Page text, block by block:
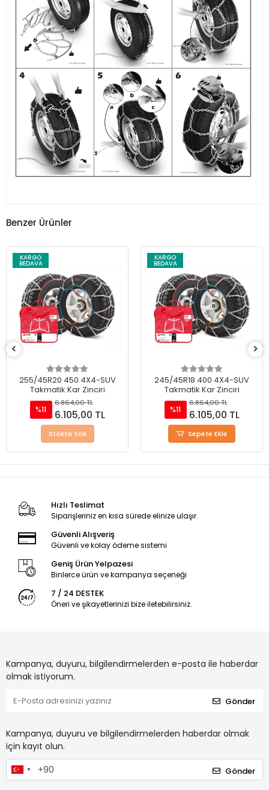
Benzer Ürünler
KARGO
BEDAVA
255/45R20 450 4X4-SUV
Takmatik Kar Zinciri
%11
6.864,00 TL
6.105,00 TL
Stokta Yok
KARGO
BEDAVA
245/45R18 400 4X4-SUV
Takmatik Kar Zinciri
%11
6.864,00 TL
6.105,00 TL
Sepete Ekle
Hızlı Teslimat
Siparişleriniz en kısa sürede elinize ulaşır.
Güvenli Alışveriş
Güvenli ve kolay ödeme sistemi
Geniş Ürün Yelpazesi
Binlerce ürün ve kampanya seçeneği
7 / 24 DESTEK
Öneri ve şikayetlerinizi bize iletebilirsiniz.
Kampanya, duyuru, bilgilendirmelerden e-posta ile haberdar
olmak istiyorum.
Gönder
Kampanya, duyuru ve bilgilendirmelerden haberdar olmak
için kayıt olun.
Gönder